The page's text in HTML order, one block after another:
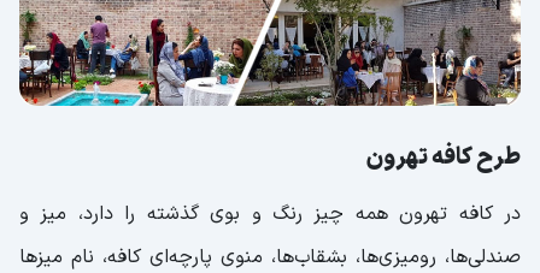
طرح کافه تهرون
در کافه تهرون همه چیز رنگ و بوی گذشته را دارد، میز و
صندلی‌ها، رومیزی‌ها، بشقاب‌ها، منوی پارچه‌ای کافه، نام میزها